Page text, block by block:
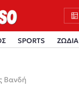
SPORTS ΖΩΔΙΑ
Βανδή